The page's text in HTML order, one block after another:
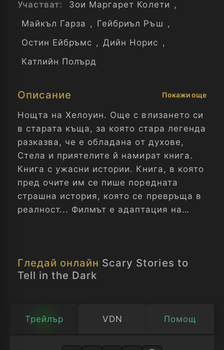
Участват: Зои Маргарет Колети ,
Майкъл Гарза , Гейбриъл Ръш ,
Остин Ейбръмс , Дийн Норис ,
Катлийн Полърд
Описание Покажи още
Нощта на Хелоуин. Още с влизането си
в старата къща, за която стара легенда
разказва, че е обладана от духове,
Стела и приятелите й намират книга.
Книга с ужасни истории. Книга, в която
пред очите им се пише поредната
страшна история, която се превръща в
реалност... Филмът е адаптация на
Гледай онлайн Scary Stories to
Tell in the Dark
Трейлър VDN Помощ
Изберете